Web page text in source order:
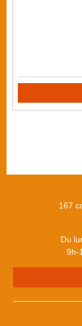
167
Du
9h-